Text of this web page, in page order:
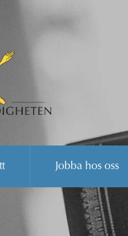
Jobba hos oss